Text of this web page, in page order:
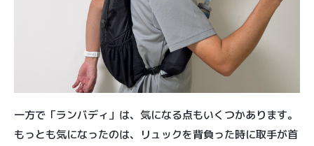
一方で「ランバディ」は、気になる点もいくつかあります。
もっとも気になったのは、リュックを背負った時に取手が首